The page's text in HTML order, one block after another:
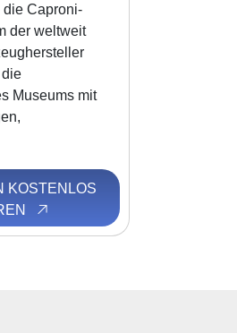
die Caproni-
der weltweit
Museums mit
KOSTENLOS